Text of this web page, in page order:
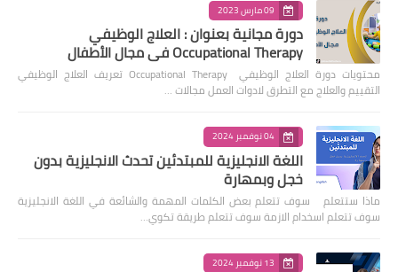
09 مارس 2023
دورة مجانية بعنوان : العلاج الوظيفي
Occupational Therapy في مجال الأطفال
محتويات دورة العلاج الوظيفي Occupational Therapy تعريف العلاج الوظيفي
التقييم والعلاج مع التطرق لادوات العمل مجالات …
04 نوفمبر 2024
اللغة الانجليزية للمبتدئين تحدث الانجليزية بدون
خجل وبمهارة
ماذا ستتعلم سوف تتعلم بعض الكلمات المهمة والشائعة في اللغة الانجليزية
سوف تتعلم اسخدام الازمة سوف تتعلم طريقة تكوي…
13 نوفمبر 2024